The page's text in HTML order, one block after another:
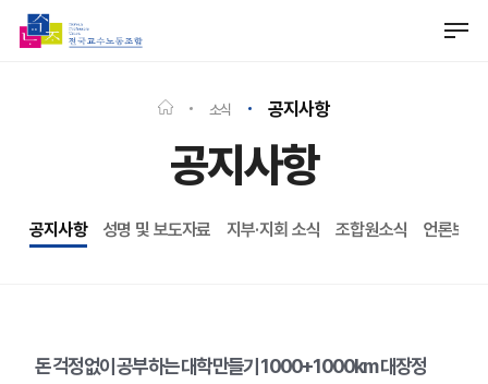
소식 공지사항
공지사항
공지사항 성명 및 보도자료 지부·지회 소식 조합원소식 언론보도
돈 걱정없이 공부하는 대학만들기 1000+1000km 대장정